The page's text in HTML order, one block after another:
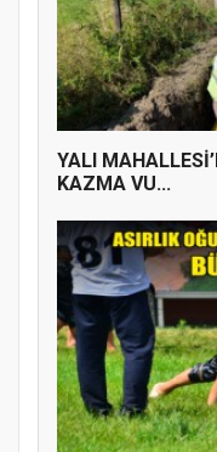
YALI
KAZMA VU...